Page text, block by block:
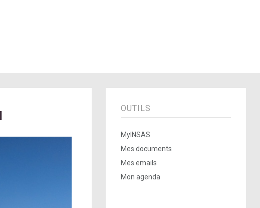
OUTILS
MyINSAS
Mes documents
Mes emails
Mon agenda